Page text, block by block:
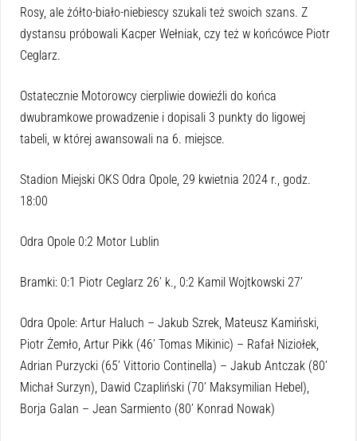
Rosy, ale żółto-biało-niebiescy szukali też swoich szans. Z
dystansu próbowali Kacper Wełniak, czy też w końcówce Piotr
Ceglarz.
Ostatecznie Motorowcy cierpliwie dowieźli do końca
dwubramkowe prowadzenie i dopisali 3 punkty do ligowej
tabeli, w której awansowali na 6. miejsce.
Stadion Miejski OKS Odra Opole, 29 kwietnia 2024 r., godz.
18:00
Odra Opole 0:2 Motor Lublin
Bramki: 0:1 Piotr Ceglarz 26’ k., 0:2 Kamil Wojtkowski 27’
Odra Opole: Artur Haluch – Jakub Szrek, Mateusz Kamiński,
Piotr Żemło, Artur Pikk (46’ Tomas Mikinic) – Rafał Niziołek,
Adrian Purzycki (65’ Vittorio Continella) – Jakub Antczak (80’
Michał Surzyn), Dawid Czapliński (70’ Maksymilian Hebel),
Borja Galan – Jean Sarmiento (80’ Konrad Nowak)